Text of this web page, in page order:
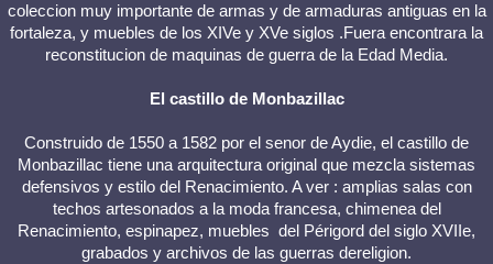
coleccion muy importante de armas y de armaduras antiguas en la
fortaleza, y muebles de los XIVe y XVe siglos .Fuera encontrara la
reconstitucion de maquinas de guerra de la Edad Media.
El castillo de Monbazillac
Construido de 1550 a 1582 por el senor de Aydie, el castillo de
Monbazillac tiene una arquitectura original que mezcla sistemas
defensivos y estilo del Renacimiento. A ver : amplias salas con
techos artesonados a la moda francesa, chimenea del
Renacimiento, espinapez, muebles del Périgord del siglo XVIIe,
grabados y archivos de las guerras dereligion.